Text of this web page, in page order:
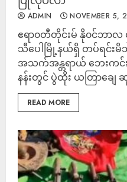
ADMIN NOVEMBER 5,
ဧရာ၀တီတိုင်းမ် နို၀င်ဘာလ
သီပေါမြို့နယ်ရှိ တပ်ရင်းမိသ
အသက်အန္တရာယ် ဘေးကင်
နန်းတွင် ပွဲထိုး ယတြာချေ ဆု
READ MORE